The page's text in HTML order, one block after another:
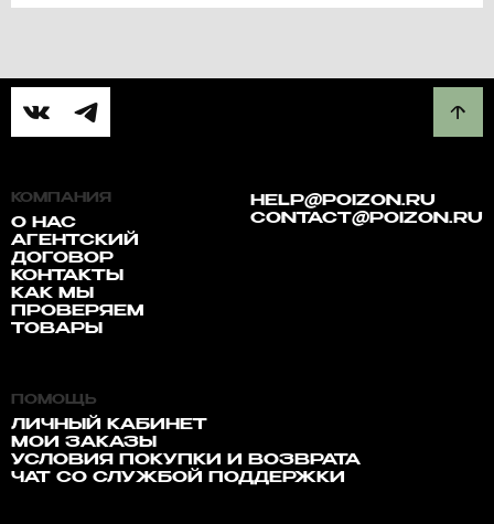
КОМПАНИЯ
О НАС
АГЕНТСКИЙ
ДОГОВОР
КОНТАКТЫ
КАК МЫ
ПРОВЕРЯЕМ
ТОВАРЫ
HELP@POIZON.RU
CONTACT@POIZON.RU
ПОМОЩЬ
ЛИЧНЫЙ КАБИНЕТ
МОИ ЗАКАЗЫ
УСЛОВИЯ ПОКУПКИ И ВОЗВРАТА
ЧАТ СО СЛУЖБОЙ ПОДДЕРЖКИ